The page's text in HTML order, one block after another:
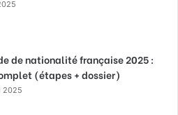
de nationalité française 2025 :
(étapes + dossier)
2025